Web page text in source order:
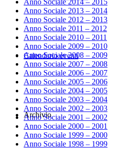
Calendario eventi
Archivio
Anno Sociale 2014 – 2015
Anno Sociale 2013 – 2014
Anno Sociale 2012 – 2013
Anno Sociale 2011 – 2012
Anno Sociale 2010 – 2011
Anno Sociale 2009 – 2010
Anno Sociale 2008 – 2009
Anno Sociale 2007 – 2008
Anno Sociale 2006 – 2007
Anno Sociale 2005 – 2006
Anno Sociale 2004 – 2005
Anno Sociale 2003 – 2004
Anno Sociale 2002 – 2003
Anno Sociale 2001 – 2002
Anno Sociale 2000 – 2001
Anno Sociale 1999 – 2000
Anno Sociale 1998 – 1999